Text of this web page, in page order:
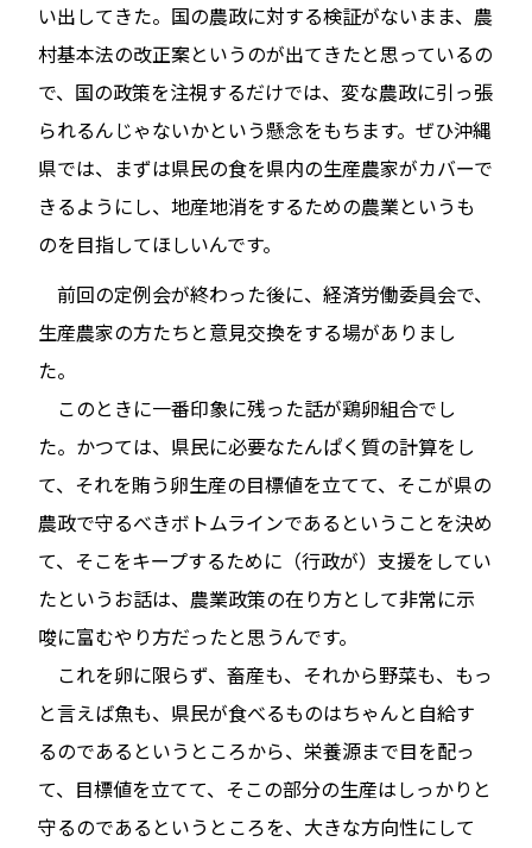
い出してきた。国の農政に対する検証がないまま、農
村基本法の改正案というのが出てきたと思っているの
で、国の政策を注視するだけでは、変な農政に引っ張
られるんじゃないかという懸念をもちます。ぜひ沖縄
県では、まずは県民の食を県内の生産農家がカバーで
きるようにし、地産地消をするための農業というも
のを目指してほしいんです。
前回の定例会が終わった後に、経済労働委員会で、
生産農家の方たちと意見交換をする場がありまし
た。
このときに一番印象に残った話が鶏卵組合でし
た。かつては、県民に必要なたんぱく質の計算をし
て、それを賄う卵生産の目標値を立てて、そこが県の
農政で守るべきボトムラインであるということを決め
て、そこをキープするために（行政が）支援をしてい
たというお話は、農業政策の在り方として非常に示
唆に富むやり方だったと思うんです。
これを卵に限らず、畜産も、それから野菜も、もっ
と言えば魚も、県民が食べるものはちゃんと自給す
るのであるというところから、栄養源まで目を配っ
て、目標値を立てて、そこの部分の生産はしっかりと
守るのであるというところを、大きな方向性にして